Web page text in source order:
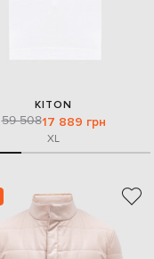
KITON
59 50817 889 грн
XL